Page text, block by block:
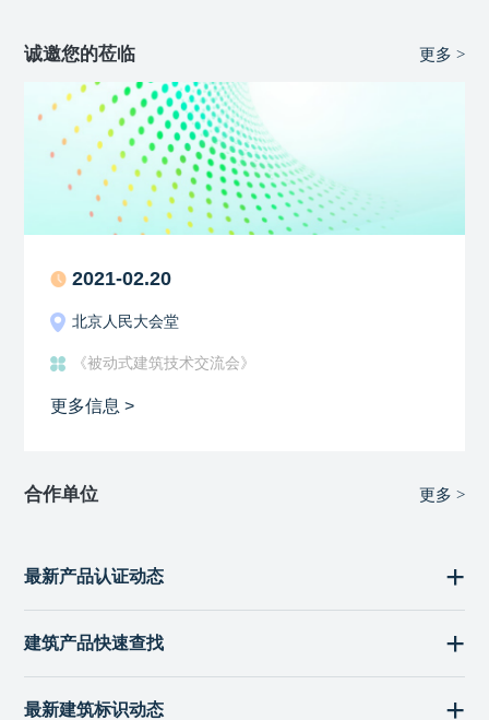
诚邀您的莅临 更多 >
2021-02.20
北京人民大会堂
《被动式建筑技术交流会》
更多信息 >
合作单位 更多 >
最新产品认证动态
建筑产品快速查找
最新建筑标识动态